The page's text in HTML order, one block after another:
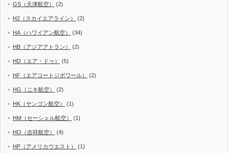
GS（天津航空） (2)
H2（スカイエアライン） (2)
HA（ハワイアン航空） (34)
HB（アジアアトラン） (2)
HD（エア・ドゥ） (5)
HF（エアコートジボワール） (2)
HG（ニキ航空） (2)
HK（ヤンゴン航空） (1)
HM（セーシェル航空） (1)
HO（吉祥航空） (4)
HP（アメリカウエスト） (1)